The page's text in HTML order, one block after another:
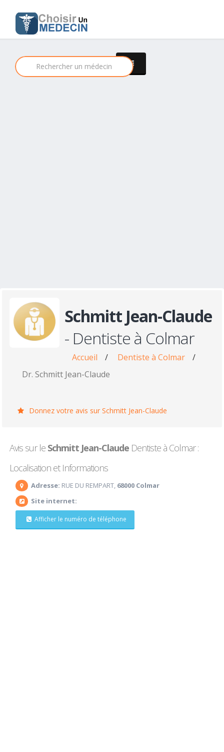
Schmitt Jean-Claude
- Dentiste à Colmar
Accueil / Dentiste à Colmar
/
Dr. Schmitt Jean-Claude
Donnez votre avis sur Schmitt Jean-Claude
Avis sur le Schmitt Jean-Claude Dentiste à Colmar :
Localisation et Informations
Adresse: RUE DU REMPART, 68000 Colmar
Site internet:
Afficher le numéro de téléphone